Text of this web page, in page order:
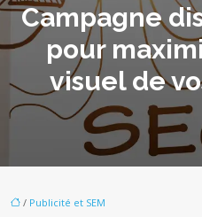
Campagne
pour
visuel de
/ Publicité et SEM